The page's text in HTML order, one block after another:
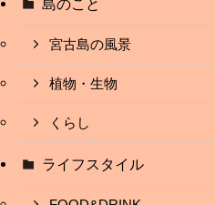
島のこと
宮古島の風景
植物・生物
くらし
ライフスタイル